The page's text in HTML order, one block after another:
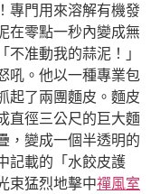
專門用來溶解有機發
在零點一秒內變成無
准動我的蒜泥！」
吼。他以一種專業包
起了兩團麵皮。麵皮
直徑三公尺的巨大麵
，變成一個半透明的
記載的「水餃皮護
束猛烈地擊中禪風室